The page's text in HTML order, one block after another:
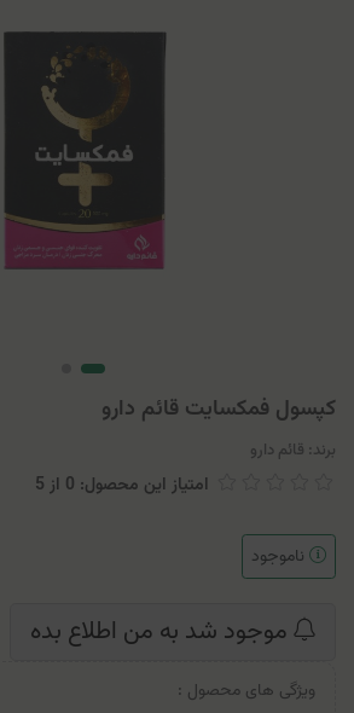
کپسول فمکسایت قائم دارو
برند: قائم دارو
امتیاز این محصول: 0 از 5
ناموجود
موجود شد به من اطلاع بده
ویژگی های محصول :